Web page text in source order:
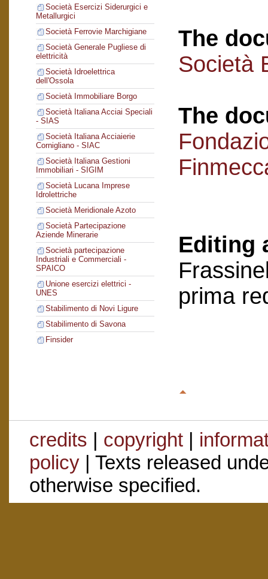
Società Esercizi Siderurgici e
Metallurgici
Società Ferrovie Marchigiane
Società Generale Pugliese di
elettricità
Società Idroelettrica
dell'Ossola
Società Immobiliare Borgo
Società Italiana Acciai Speciali
- SIAS
Società Italiana Acciaierie
Cornigliano - SIAC
Società Italiana Gestioni
Immobiliari - SIGIM
Società Lucana Imprese
Idrolettriche
Società Meridionale Azoto
Società Partecipazione
Aziende Minerarie
Società partecipazione
Industriali e Commerciali -
SPAICO
Unione esercizi elettrici -
UNES
Stabilimento di Novi Ligure
Stabilimento di Savona
Finsider
The
Società
The
Editing
prima
credits | copyright|
policy| Texts released
otherwise specified.